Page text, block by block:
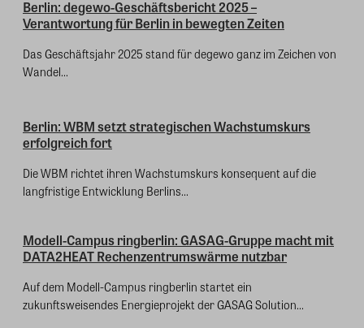
Berlin: degewo-Geschäftsbericht 2025 –
Verantwortung für Berlin in bewegten Zeiten
Das Geschäftsjahr 2025 stand für degewo ganz im Zeichen von
Wandel...
Berlin: WBM setzt strategischen Wachstumskurs
erfolgreich fort
Die WBM richtet ihren Wachstumskurs konsequent auf die
langfristige Entwicklung Berlins...
Modell-Campus ringberlin: GASAG-Gruppe macht mit
DATA2HEAT Rechenzentrumswärme nutzbar
Auf dem Modell-Campus ringberlin startet ein
zukunftsweisendes Energieprojekt der GASAG Solution...